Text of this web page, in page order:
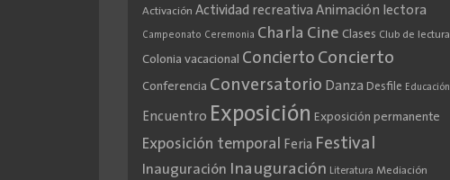
Activación Actividad recreativa Animación lectora
Campeonato Ceremonia Charla Cine Clases Club de lectura
Colonia vacacional Concierto Concierto
Conferencia Conversatorio Danza Desfile Educación
Encuentro Exposición Exposición permanente
Exposición temporal Feria Festival
Inauguración Inauguración Literatura Mediación